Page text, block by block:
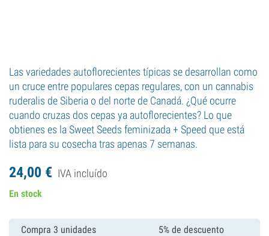
Las variedades autoflorecientes típicas se desarrollan como
un cruce entre populares cepas regulares, con un cannabis
ruderalis de Siberia o del norte de Canadá. ¿Qué ocurre
cuando cruzas dos cepas ya autoflorecientes? Lo que
obtienes es la Sweet Seeds feminizada + Speed que está
lista para su cosecha tras apenas 7 semanas.
24,00 € IVA incluído
En stock
Compra 3 unidades 5% de descuento